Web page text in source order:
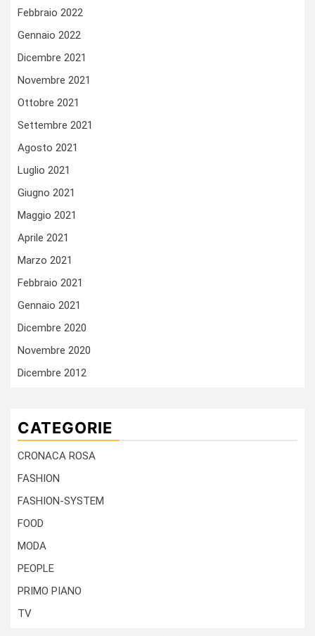
Febbraio 2022
Gennaio 2022
Dicembre 2021
Novembre 2021
Ottobre 2021
Settembre 2021
Agosto 2021
Luglio 2021
Giugno 2021
Maggio 2021
Aprile 2021
Marzo 2021
Febbraio 2021
Gennaio 2021
Dicembre 2020
Novembre 2020
Dicembre 2012
CATEGORIE
CRONACA ROSA
FASHION
FASHION-SYSTEM
FOOD
MODA
PEOPLE
PRIMO PIANO
TV